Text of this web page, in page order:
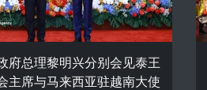
府总理黎明兴分别会见泰王
主席与马来西亚驻越南大使